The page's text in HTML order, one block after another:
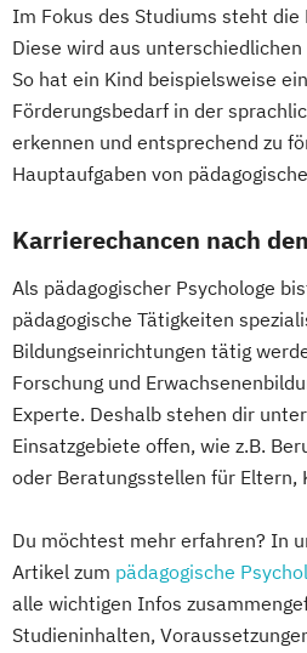
Im Fokus des Studiums steht die
Diese wird aus
So hat ein Kind beispielsweise
Förderungsbedarf in der
erkennen und entsprechend zu
Hauptaufgaben von
Karrierechancen nach
Als pädagogischer Psychologe
pädagogische Tätigkeiten
Bildungseinrichtungen tätig
Forschung und
Experte. Deshalb stehen dir
Einsatzgebiete offen, wie z.B.
oder Beratungsstellen für Eltern,
Du möchtest mehr erfahren? In
Artikel zum pädagogische
alle wichtigen Infos
Studieninhalten,